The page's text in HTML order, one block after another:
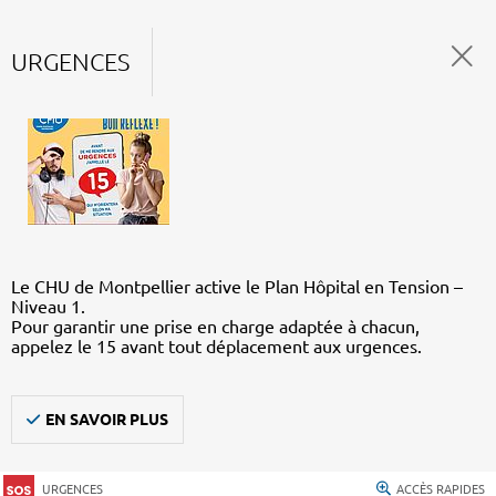
URGENCES
Le CHU de Montpellier active le Plan Hôpital en Tension –
Niveau 1.
Pour garantir une prise en charge adaptée à chacun,
appelez le 15 avant tout déplacement aux urgences.
EN SAVOIR PLUS
URGENCES ACCÈS RAPIDES